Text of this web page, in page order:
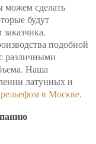
можем сделать
будут
подобной
различными
Наша
латунных и
в Москве.